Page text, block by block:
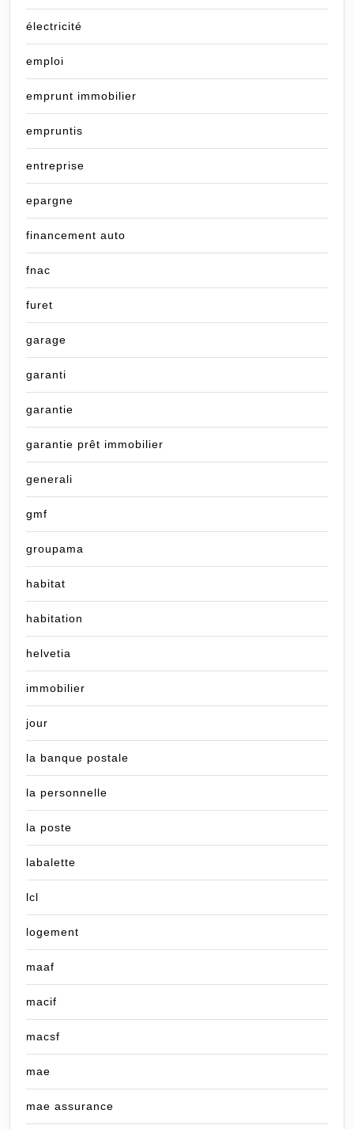
électricité
emploi
emprunt immobilier
empruntis
entreprise
epargne
financement auto
fnac
furet
garage
garanti
garantie
garantie prêt immobilier
generali
gmf
groupama
habitat
habitation
helvetia
immobilier
jour
la banque postale
la personnelle
la poste
labalette
lcl
logement
maaf
macif
macsf
mae
mae assurance